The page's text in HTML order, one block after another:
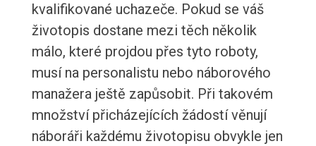
kvalifikované uchazeče. Pokud se váš
životopis dostane mezi těch několik
málo, které projdou přes tyto roboty,
musí na personalistu nebo náborového
manažera ještě zapůsobit. Při takovém
množství přicházejících žádostí věnují
náboráři každému životopisu obvykle jen